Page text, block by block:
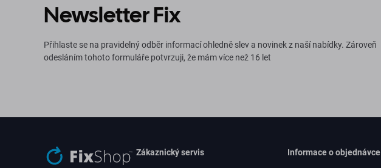
Newsletter Fix
Přihlaste se na pravidelný odběr informací ohledně slev a novinek z naší nabídky. Zároveň
odesláním tohoto formuláře potvrzuji, že mám více než 16 let
Zákaznický servis Informace o objednávce